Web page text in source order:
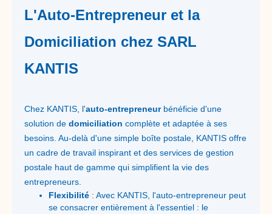
L'Auto-Entrepreneur et la
Domiciliation chez SARL
KANTIS
Chez KANTIS, l'auto-entrepreneurbénéficie d'une
solution de domiciliation complète et adaptée à ses
besoins. Au-delà d'une simple boîte postale, KANTIS offre
un cadre de travail inspirant et des services de gestion
postale haut de gamme qui simplifient la vie des
entrepreneurs.
Flexibilité : Avec KANTIS, l'auto-entrepreneur peut
se consacrer entièrement à l'essentiel : le